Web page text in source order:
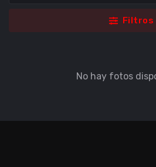
Filtros
No hay fotos